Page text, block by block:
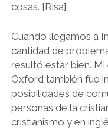
cosas. [Risa]
Cuando llegamos a
cantidad de
resultó estar bien. Mi
Oxford también fue
posibilidades de
personas de la
cristianismo y en